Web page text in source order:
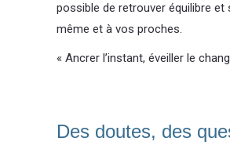
possible de retrouver équilibre
même et à vos proches.
« Ancrer l’instant, éveiller le
Des doutes, des